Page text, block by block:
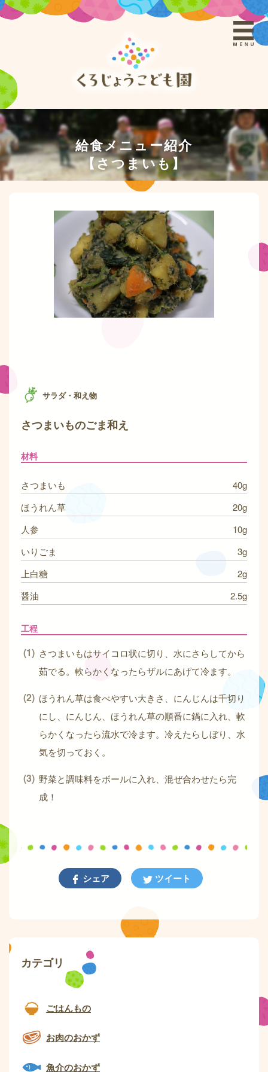
給食メニュー紹介
【さつまいも】
サラダ・和え物
さつまいものごま和え
材料
さつまいも
40g
ほうれん草
20g
人参
10g
いりごま
3g
上白糖
2g
醤油
2.5g
工程
さつまいもはサイコロ状に切り、水にさらしてから
茹でる。軟らかくなったらザルにあげて冷ます。
ほうれん草は食べやすい大きさ、にんじんは千切り
にし、にんじん、ほうれん草の順番に鍋に入れ、軟
らかくなったら流水で冷ます。冷えたらしぼり、水
気を切っておく。
野菜と調味料をボールに入れ、混ぜ合わせたら完
成！
シェア ツイート
カテゴリ
ごはんもの
お肉のおかず
魚介のおかず